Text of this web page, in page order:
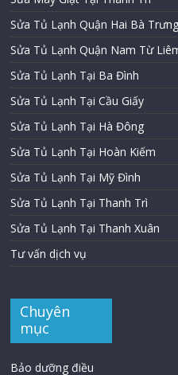
Sửa Tủ Lạnh Quận Hai Bà Trưng
Sửa Tủ Lạnh Quận Nam Từ
Sửa Tủ Lạnh Tại Ba Đình
Sửa Tủ Lạnh Tại Cầu Giấy
Sửa Tủ Lạnh Tại Hà Đông
Sửa Tủ Lạnh Tại Hoàn Kiếm
Sửa Tủ Lạnh Tại Mỹ Đình
Sửa Tủ Lạnh Tại Thanh Trì
Sửa Tủ Lạnh Tại Thanh Xuân
Tư vấn dịch vụ
Chuyên
mục
Bảo dưỡng điều